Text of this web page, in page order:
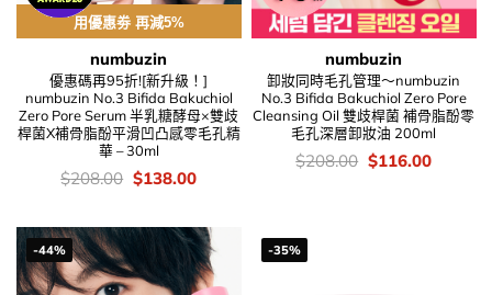
用優惠劵 再減5%
numbuzin
優惠碼再95折![新升級！]
numbuzin No.3 Bifida Bakuchiol
Zero Pore Serum 半乳糖酵母×雙歧
桿菌X補骨脂酚平滑凹凸感零毛孔精
華 – 30ml
價
錢：
$208.00 Original
price
$208.00.
$138.00Current
$138.00.
numbuzin
卸妝同時毛孔管理～numbuzin
No.3 Bifida Bakuchiol Zero Pore
Cleansing Oil 雙歧桿菌 補骨脂酚零
毛孔深層卸妝油 200ml
價
錢：
$208.00 Original
price
$116.00Current
-44% -35%